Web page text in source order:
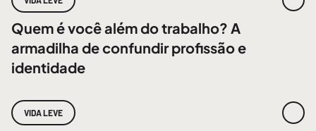
Quem é você além do trabalho? A
armadilha de confundir profissão e
identidade
VIDA LEVE